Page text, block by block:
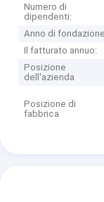
Numero di
dipendenti:
Anno di
Il fatturato annuo:
Posizione
dell'azienda
Posizione di
fabbrica